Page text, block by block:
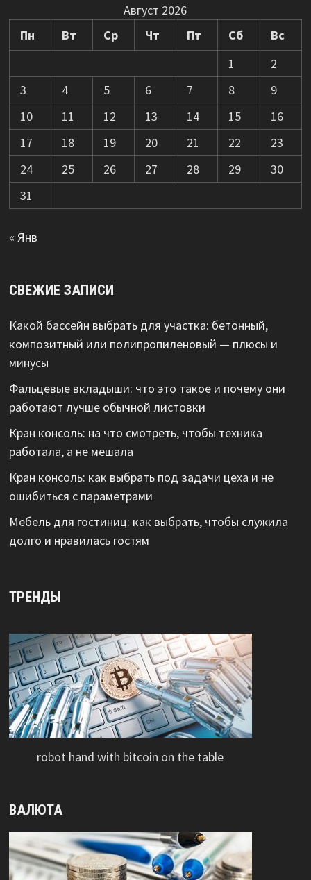
Август 2026
Пн
Вт Ср Чт Пт Сб
Вс
1
2
3
4 5 6 7 8
9
10
11 12 13 14 15
16
17
18 19 20 21 22
23
24
25 26 27 28 29
30
31
« Янв
СВЕЖИЕ ЗАПИСИ
Какой бассейн выбрать для участка: бетонный,
композитный или полипропиленовый — плюсы и
минусы
Фальцевые вкладыши: что это такое и почему они
работают лучше обычной листовки
Кран консоль: на что смотреть, чтобы техника
работала, а не мешала
Кран консоль: как выбрать под задачи цеха и не
ошибиться с параметрами
Мебель для гостиниц: как выбрать, чтобы служила
долго и нравилась гостям
ТРЕНДЫ
robot hand with bitcoin on the table
ВАЛЮТА